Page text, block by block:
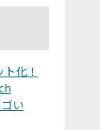
化！
い